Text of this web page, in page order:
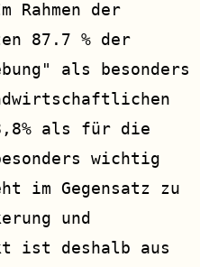
Rahmen der
87.7 % der
als besonders
als für die
wichtig
im Gegensatz zu
und
ist deshalb aus